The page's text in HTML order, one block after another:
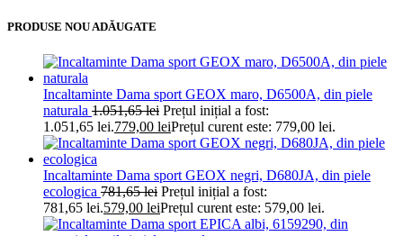
PRODUSE NOU ADĂUGATE
Incaltaminte Dama sport GEOX maro, D6500A, din piele
naturala 1.051,65lei Prețul inițial a fost:
1.051,65 lei.779,00 leiPrețul curent este: 779,00 lei.
Incaltaminte Dama sport GEOX negri, D680JA, din piele
ecologica 781,65lei Prețul inițial a fost:
781,65 lei.579,00 leiPrețul curent este: 579,00 lei.